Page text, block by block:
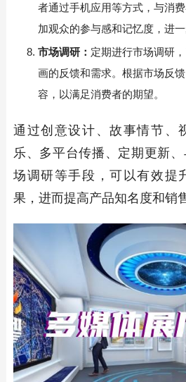
者通过手机应用等方式，与消
加观众的参与感和记忆度，进一
市场调研： 定期进行市场调研
画的反馈和需求。根据市场反
容，以满足消费者的期望。
通过创意设计、故事情节、
乐、多平台传播、定期更新
场调研等手段，可以有效提
果，进而提高产品知名度和销